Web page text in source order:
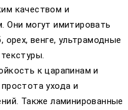
качеством и
Они могут имитировать
венге, ультрамодные
к царапинам и
ухода и
Также ламинированные